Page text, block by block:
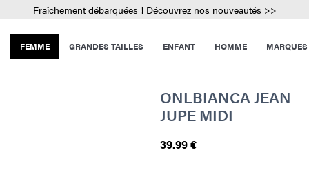
Fraîchement débarquées ! Découvrez nos nouveautés >>
FEMME GRANDES TAILLES ENFANT HOMME MARQUES
ONLBIANCA JEAN
JUPE MIDI
39.99 €